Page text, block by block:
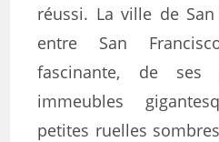
réussi. La ville de
entre San
fascinante, de ses
immeubles
petites ruelles